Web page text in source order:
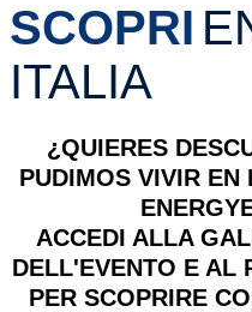
SCOPRI
ITALIA
¿QUIERES
PUDIMOS VIVIR EN
ACCEDI ALLA
DELL'EVENTO E AL
PER SCOPRIRE